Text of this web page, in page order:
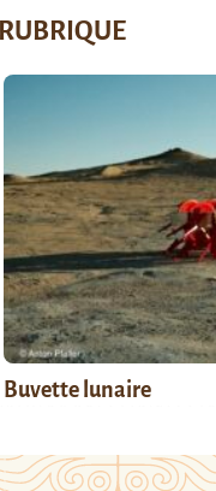
Buvette lunaire